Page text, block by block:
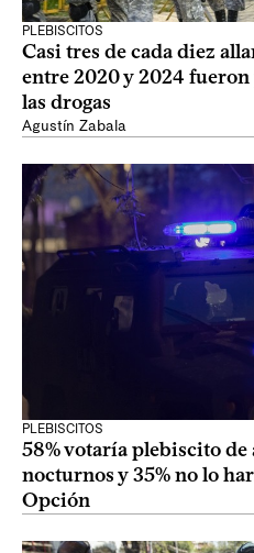
PLEBISCITOS
Casi tres de cada diez
entre 2020 y 2024
las drogas
Agustín Zabala
PLEBISCITOS
58% votaría plebiscito de
nocturnos y 35% no lo
Opción